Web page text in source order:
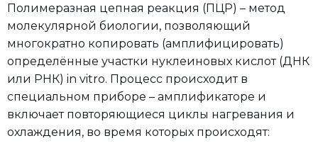
Полимеразная цепная реакция (ПЦР) – метод
молекулярной биологии, позволяющий
многократно копировать (амплифицировать)
определённые участки нуклеиновых кислот (ДНК
или РНК) in vitro. Процесс происходит в
специальном приборе – амплификаторе и
включает повторяющиеся циклы нагревания и
охлаждения, во время которых происходят: